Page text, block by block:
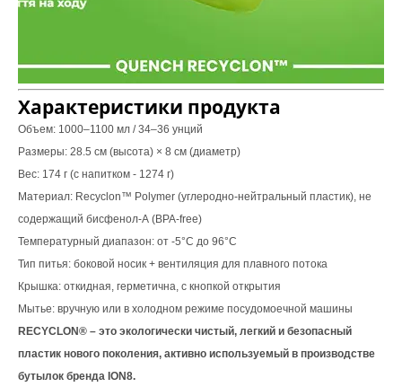
Характеристики продукта
Объем: 1000–1100 мл / 34–36 унций
Размеры: 28.5 см (высота) × 8 см (диаметр)
Вес: 174 г (с напитком - 1274 г)
Материал: Recyclon™ Polymer (углеродно-нейтральный пластик), не
содержащий бисфенол-А (BPA-free)
Температурный диапазон: от -5°C до 96°C
Тип питья: боковой носик + вентиляция для плавного потока
Крышка: откидная, герметична, с кнопкой открытия
Мытье: вручную или в холодном режиме посудомоечной машины
RECYCLON® – это экологически чистый, легкий и безопасный
пластик нового поколения, активно используемый в производстве
бутылок бренда ION8.